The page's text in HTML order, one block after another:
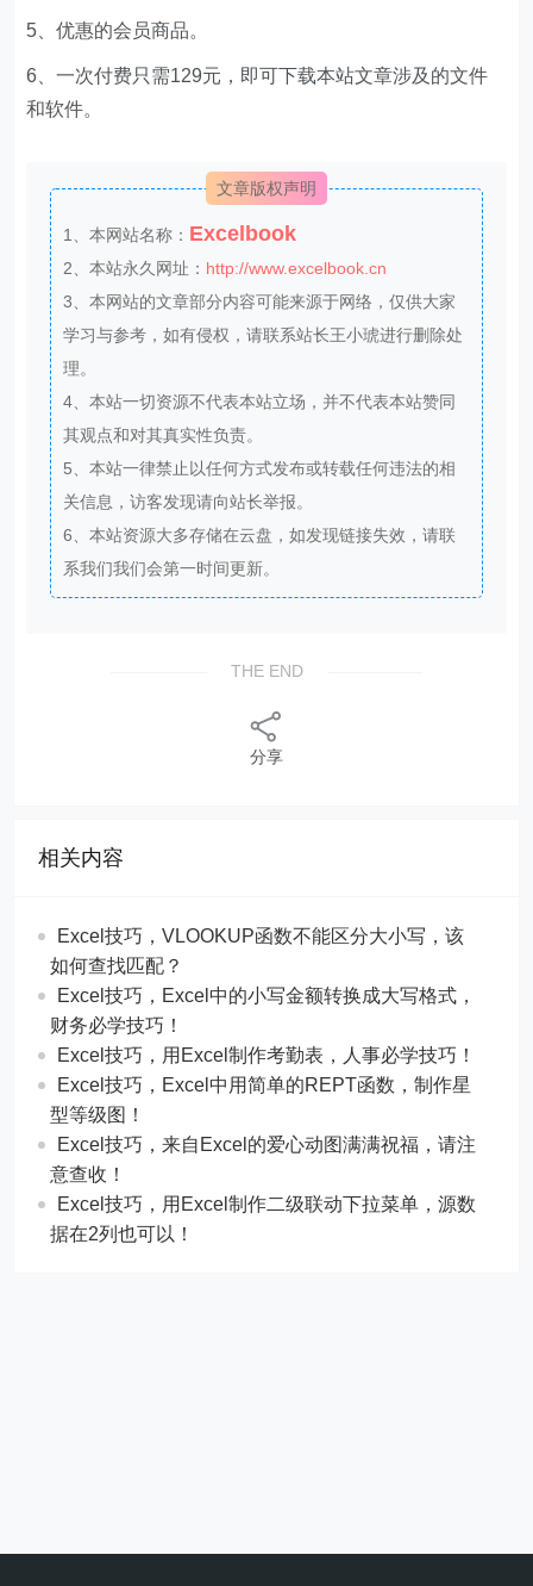
5、优惠的会员商品。
6、一次付费只需129元，即可下载本站文章涉及的文件
和软件。
文章版权声明
1、本网站名称： Excelbook
2、本站永久网址： http://www.excelbook.cn
3、本网站的文章部分内容可能来源于网络，仅供大家
学习与参考，如有侵权，请联系站长王小琥进行删除处
理。
4、本站一切资源不代表本站立场，并不代表本站赞同
其观点和对其真实性负责。
5、本站一律禁止以任何方式发布或转载任何违法的相
关信息，访客发现请向站长举报。
6、本站资源大多存储在云盘，如发现链接失效，请联
系我们我们会第一时间更新。
THE END
分享
相关内容
Excel技巧，​​VLOOKUP函数不能区分大小写，该
如何查找匹配？
​​Excel技巧，Excel中的小写金额转换成大写格式，
财务必学技巧！
​​Excel技巧，用Excel制作考勤表，人事必学技巧！
Excel技巧，​​Excel中用简单的REPT函数，制作星
型等级图！
Excel技巧，来自Excel的爱心动图满满祝福，请注
意查收！
Excel技巧，用Excel制作二级联动下拉菜单，源数
据在2列也可以！